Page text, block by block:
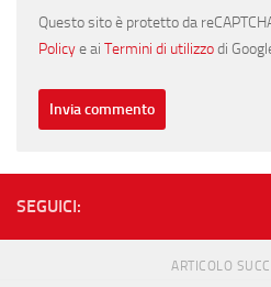
Questo sito è protetto da
Policye ai Termini di utilizzodi
SEGUICI:
ARTICOLO